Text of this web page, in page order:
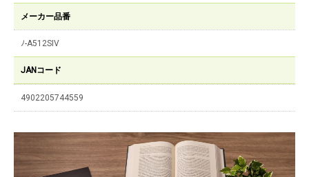
メーカー品番
ﾉ-A512SIV
JANコード
4902205744559